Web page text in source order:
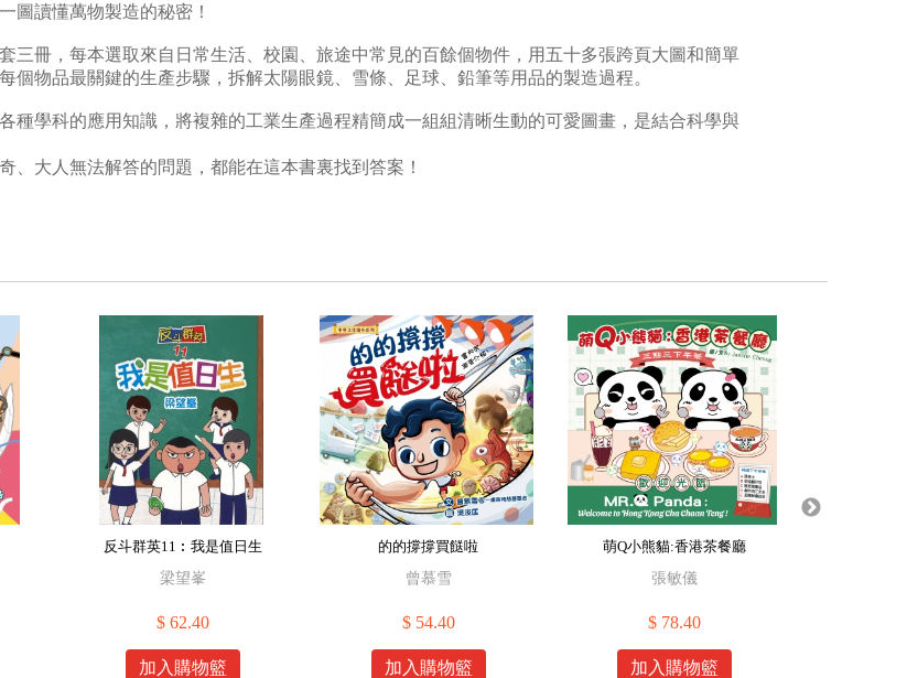
圖讀懂萬物製造的秘密！
套三冊，每本選取來自日常生活、校園、旅途中常見的百餘個物件，用五十多張跨頁大圖和簡單
個物品最關鍵的生產步驟，拆解太陽眼鏡、雪條、足球、鉛筆等用品的製造過程。
種學科的應用知識，將複雜的工業生產過程精簡成一組組清晰生動的可愛圖畫，是結合科學與
、大人無法解答的問題，都能在這本書裏找到答案！
反斗群英11︰我是值日生
梁望峯
$ 62.40
加入購物籃
的的撐撐買餸啦
曾慕雪
$ 54.40
加入購物籃
萌Q小熊貓:香港茶餐廳
張敏儀
$ 78.40
加入購物籃